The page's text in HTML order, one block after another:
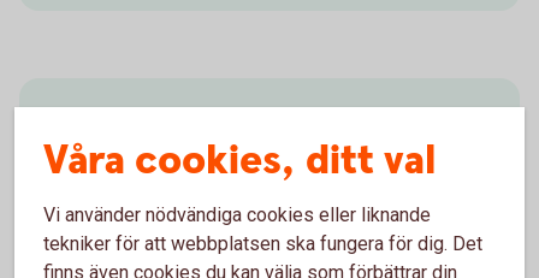
Sverige eller USA
Du kan läsa mer om bankens rapportering av kunder
som har skattehemvist i annat land än Sverige eller
Våra cookies, ditt val
Vi använder nödvändiga cookies eller liknande
tekniker för att webbplatsen ska fungera för dig. Det
finns även cookies du kan välja som förbättrar din